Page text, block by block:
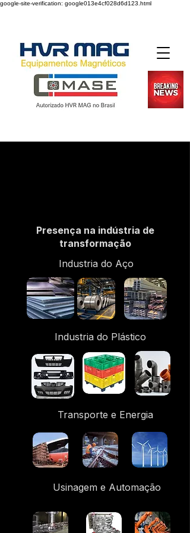
google-site-verification: google013e4cf028d6d123.html
Desde 2004
Presença na indústria de
transformação
Industria do Aço
Industria do Plástico
Transporte e Energia
Usinagem e Automação